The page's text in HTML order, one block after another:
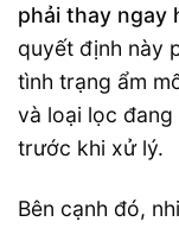
phải thay ngay
quyết định này
tình trạng ẩm
và loại lọc đang
trước khi xử lý.
Bên cạnh đó,